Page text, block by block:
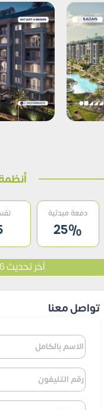
دفعة مبدئية
25%
آخر تحديث 2026-04-28
تواصل معنا